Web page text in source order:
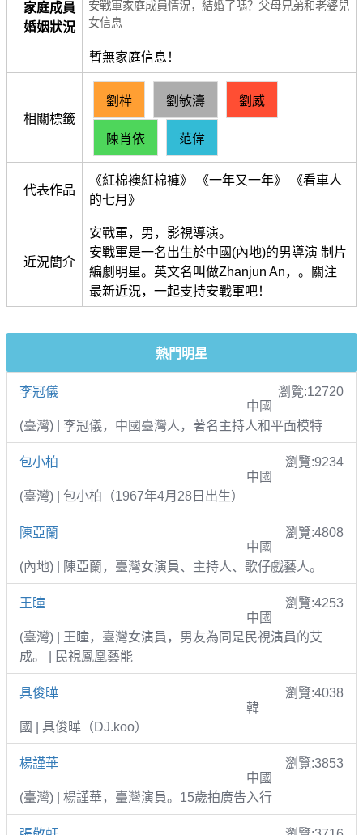
家庭成員
婚姻狀況
安戰軍家庭成員情況，結婚了嗎？父母兄弟和老婆兒
女信息
暫無家庭信息！
相關標籤
劉樺 劉敏濤 劉威
陳肖依 范偉
代表作品
《紅棉襖紅棉褲》 《一年又一年》 《看車人
的七月》
近況簡介
安戰軍，男，影視導演。
安戰軍是一名出生於中國(內地)的男導演 制片
編劇明星。英文名叫做Zhanjun An，。關注
最新近況，一起支持安戰軍吧！
熱門明星
李冠儀
瀏覽:12720
中國
(臺灣) | 李冠儀，中國臺灣人，著名主持人和平面模特
包小柏
瀏覽:9234
中國
(臺灣) | 包小柏（1967年4月28日出生）
陳亞蘭
瀏覽:4808
中國
(內地) | 陳亞蘭，臺灣女演員、主持人、歌仔戲藝人。
王瞳
瀏覽:4253
中國
(臺灣) | 王瞳，臺灣女演員，男友為同是民視演員的艾
成。 | 民視鳳凰藝能
具俊曄
瀏覽:4038
韓
國 | 具俊曄（DJ.koo）
楊謹華
瀏覽:3853
中國
(臺灣) | 楊謹華，臺灣演員。15歲拍廣告入行